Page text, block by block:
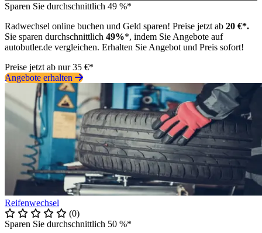
Sparen Sie durchschnittlich 49 %*
Radwechsel online buchen und Geld sparen! Preise jetzt ab 20 €*.
Sie sparen durchschnittlich 49%*, indem Sie Angebote auf
autobutler.de vergleichen. Erhalten Sie Angebot und Preis sofort!
Preise jetzt ab nur 35 €*
Angebote erhalten
Reifenwechsel
(0)
Sparen Sie durchschnittlich 50 %*